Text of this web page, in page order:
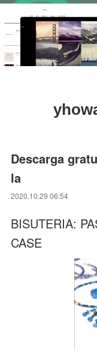
Descarga
la
2020.10.29 06:54
BISUTERIA:
CASE